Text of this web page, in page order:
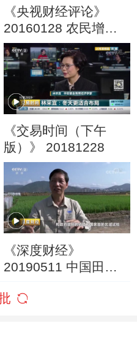
《央视财经评论》
20160128 农民增收
靠种地还是打工？
《交易时间（下午
版）》 20181228
《深度财经》
20190511 中国田里